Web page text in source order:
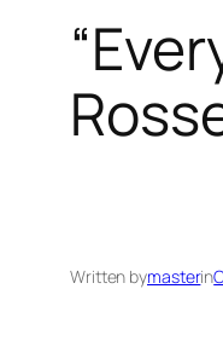
Written bymasterin